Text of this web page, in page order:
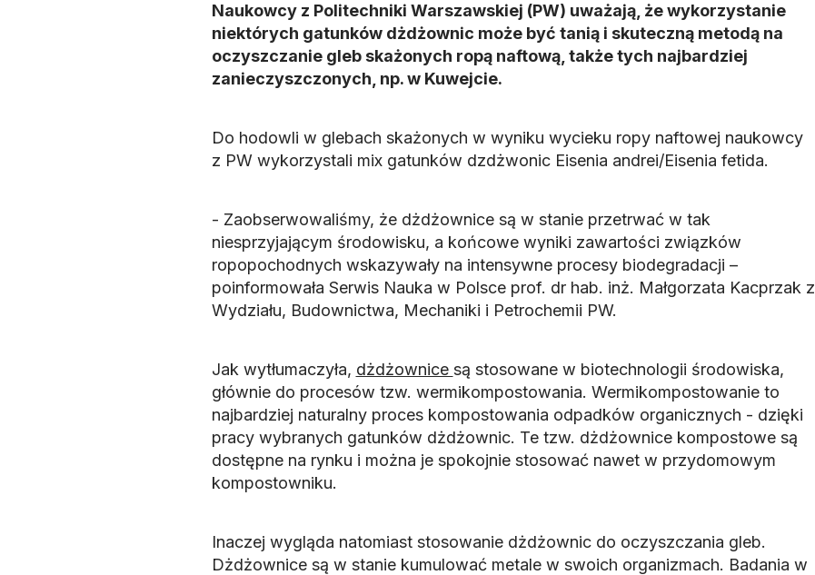
Naukowcy z Politechniki Warszawskiej (PW) uważają, że wykorzystanie
niektórych gatunków dżdżownic może być tanią i skuteczną metodą na
oczyszczanie gleb skażonych ropą naftową, także tych najbardziej
zanieczyszczonych, np. w Kuwejcie.
Do hodowli w glebach skażonych w wyniku wycieku ropy naftowej naukowcy
z PW wykorzystali mix gatunków dzdżwonic Eisenia andrei/Eisenia fetida.
- Zaobserwowaliśmy, że dżdżownice są w stanie przetrwać w tak
niesprzyjającym środowisku, a końcowe wyniki zawartości związków
ropopochodnych wskazywały na intensywne procesy biodegradacji –
poinformowała Serwis Nauka w Polsce prof. dr hab. inż. Małgorzata Kacprzak z
Wydziału, Budownictwa, Mechaniki i Petrochemii PW.
Jak wytłumaczyła, dżdżownice są stosowane w biotechnologii środowiska,
głównie do procesów tzw. wermikompostowania. Wermikompostowanie to
najbardziej naturalny proces kompostowania odpadków organicznych - dzięki
pracy wybranych gatunków dżdżownic. Te tzw. dżdżownice kompostowe są
dostępne na rynku i można je spokojnie stosować nawet w przydomowym
kompostowniku.
Inaczej wygląda natomiast stosowanie dżdżownic do oczyszczania gleb.
Dżdżownice są w stanie kumulować metale w swoich organizmach. Badania w